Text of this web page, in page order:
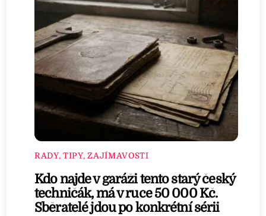
RADY, TIPY, ZAJÍMAVOSTI
Kdo najde v garáži tento starý český
techničák, má v ruce 50 000 Kč.
Sběratelé jdou po konkrétní sérii